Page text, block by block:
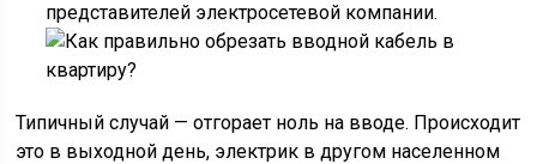
представителей электросетевой компании.
Типичный случай — отгорает ноль на вводе. Происходит
это в выходной день, электрик в другом населенном